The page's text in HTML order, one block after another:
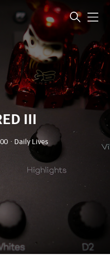
메
III
ㆍ Daily Lives